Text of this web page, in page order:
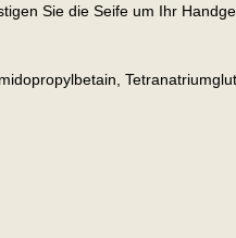
Sie die Seife um Ihr